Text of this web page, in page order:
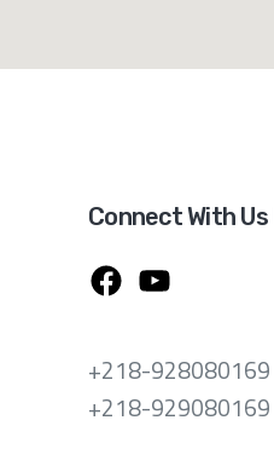
+218-928080169
+218-929080169